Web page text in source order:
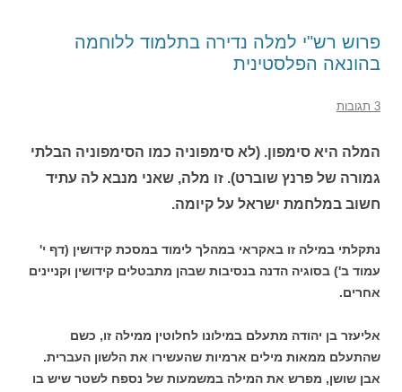
פרוש רש"י למלה נדירה בתלמוד ללוחמה
בהונאה הפלסטינית
3 תגובות
המלה היא סימפון. (לא סימפוניה כמו הסימפוניה הבלתי
גמורה של פרנץ שוברט). זו מלה, שאני מנבא לה עתיד
חשוב במלחמת ישראל על קיומה.
נתקלתי במילה זו באקראי במהלך לימוד במסכת קידושין (דף י'
עמוד ב') בסוגיה הדנה בנסיבות שבהן מתבטלים קידושין וקניינים
אחרים.
אליעזר בן יהודה מתעלם במילונו לחלוטין ממילה זו, כשם
שהתעלם ממאות מילים ארמיות שהעשירו את הלשון העברית.
אבן שושן, מפרש את המילה במשמעות של נספח לשטר שיש בו